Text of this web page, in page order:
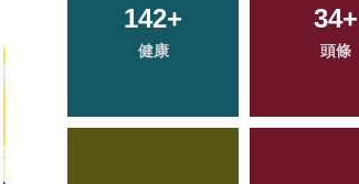
142+
健康
34+
頭條
23+
科技新知
109+
旅遊